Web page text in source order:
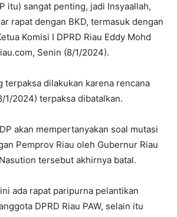
itu) sangat penting, jadi Insyaallah,
rapat dengan BKD, termasuk dengan
Komisi I DPRD Riau Eddy Mohd
Senin (8/1/2024).
terpaksa dilakukan karena rencana
1/2024) terpaksa dibatalkan.
akan mempertanyakan soal mutasi
Pemprov Riau oleh Gubernur Riau
tersebut akhirnya batal.
ada rapat paripurna pelantikan
DPRD Riau PAW, selain itu